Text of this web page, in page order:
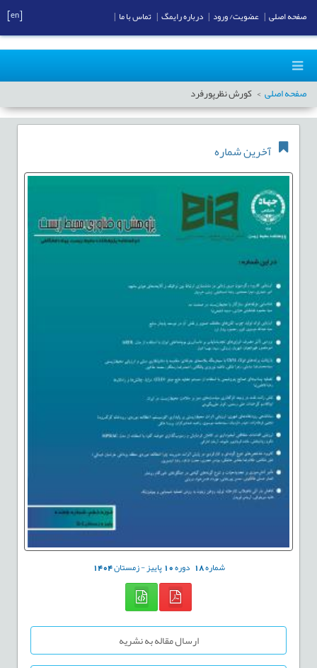
صفحه اصلی کورش نظرپورفرد
آخرین شماره
شماره18 دوره10پاییز - زمستان1404
ارسال مقاله به نشریه
صفحه اصلی عضویت/ ورود درباره رایمگ تماس با ما